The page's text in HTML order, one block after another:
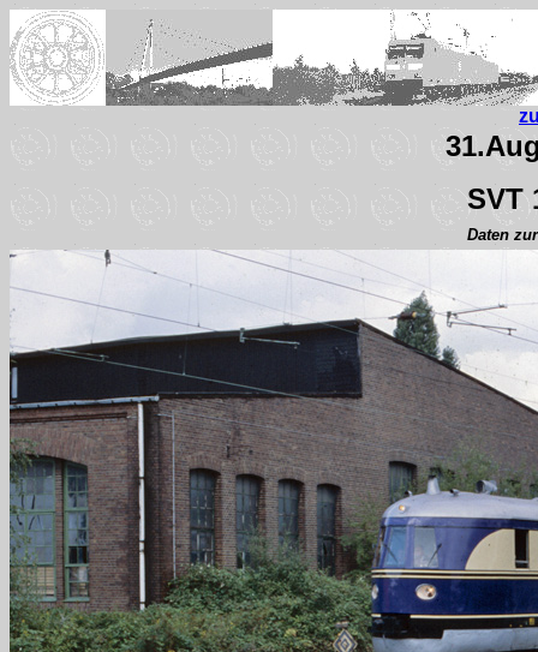
SVT
Daten